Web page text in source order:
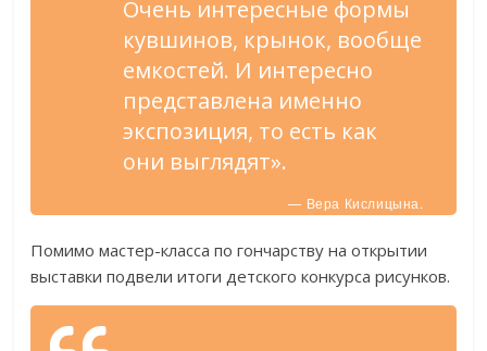
Очень интересные формы
кувшинов, крынок, вообще
емкостей. И интересно
представлена именно
экспозиция, то есть как
они выглядят».
— Вера Кислицына.
Помимо мастер-класса по гончарству на открытии
выставки подвели итоги детского конкурса рисунков.